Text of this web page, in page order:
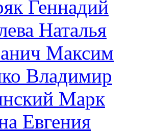
Геннадий
Наталья
Максим
Владимир
Марк
Евгения